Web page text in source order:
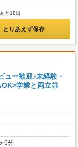
と18日
とりあえず保存
ュー歓迎♪未経験・
OK>学業と両立◎
6分